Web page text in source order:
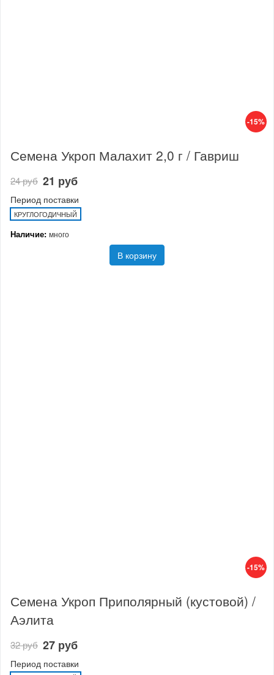
-15%
Семена Укроп Малахит 2,0 г / Гавриш
24 руб 21 руб
Период поставки
КРУГЛОГОДИЧНЫЙ
Наличие: много
В корзину
-15%
Семена Укроп Приполярный (кустовой) /
Аэлита
32 руб 27 руб
Период поставки